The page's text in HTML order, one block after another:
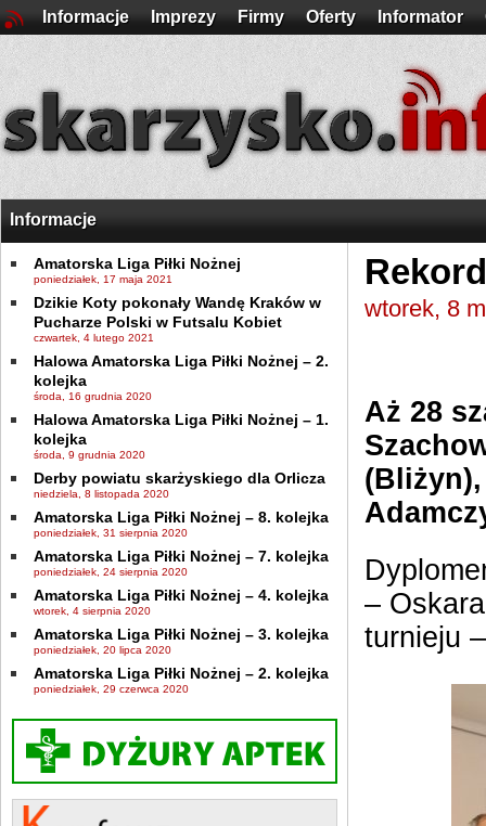
Informacje Imprezy Firmy Oferty Informator
Informacje
Amatorska Liga Piłki Nożnej
poniedziałek, 17 maja 2021
Dzikie Koty pokonały Wandę Kraków w
Pucharze Polski w Futsalu Kobiet
czwartek, 4 lutego 2021
Halowa Amatorska Liga Piłki Nożnej – 2.
kolejka
środa, 16 grudnia 2020
Halowa Amatorska Liga Piłki Nożnej – 1.
kolejka
środa, 9 grudnia 2020
Derby powiatu skarżyskiego dla Orlicza
niedziela, 8 listopada 2020
Amatorska Liga Piłki Nożnej – 8. kolejka
poniedziałek, 31 sierpnia 2020
Amatorska Liga Piłki Nożnej – 7. kolejka
poniedziałek, 24 sierpnia 2020
Amatorska Liga Piłki Nożnej – 4. kolejka
wtorek, 4 sierpnia 2020
Amatorska Liga Piłki Nożnej – 3. kolejka
poniedziałek, 20 lipca 2020
Amatorska Liga Piłki Nożnej – 2. kolejka
poniedziałek, 29 czerwca 2020
wtorek, 8
Aż 28
–
turnieju